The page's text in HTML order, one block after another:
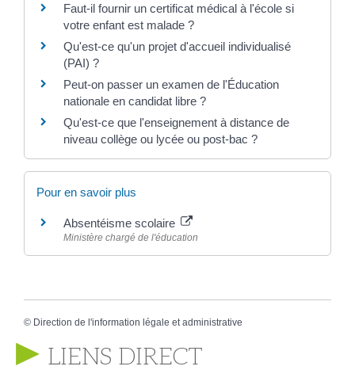
Faut-il fournir un certificat médical à l'école si
votre enfant est malade ?
Qu'est-ce qu'un projet d'accueil individualisé
(PAI) ?
Peut-on passer un examen de l'Éducation
nationale en candidat libre ?
Qu'est-ce que l'enseignement à distance de
niveau collège ou lycée ou post-bac ?
Pour en savoir plus
Absentéisme scolaire
Ministère chargé de l'éducation
© Direction de l'information légale et administrative
LIENS DIRECT